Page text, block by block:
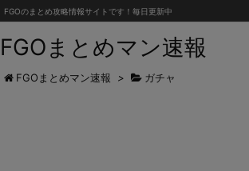
FGOまとめマン速報
FGOのまとめ攻略情報サイトです！毎日更新中
FGOまとめマン速報 > ガチャ